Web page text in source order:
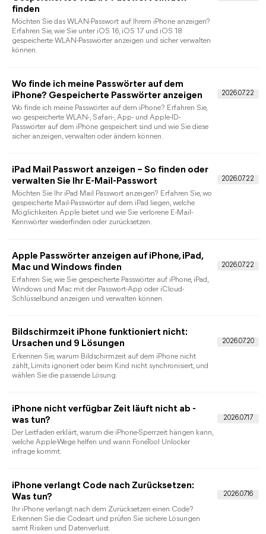
iPhone entsperren ohne Code: Welche Wege
funktionieren?
Der Ratgeber erklärt legitime Wege bei vergessenem iPhone-
Code und zeigt, wann Entsperren ohne Löschen möglich ist
iPhone zurücksetzen ohne Apple ID: Was ist
möglich?
Der Ratgeber zeigt, wann sich ein iPhone ohne Apple-ID-
iPhone-Code vergessen ohne PC: Das können
Sie tun
wann alle lokalen Daten gelöscht werden.
Face ID im Schlaf entsperren: Geht das
Aufmerksamkeit. Der Ratgeber erklärt Risiken, Einstellungen
und Wege bei vergessenem iPhone-Code.
iPhone
Wenn „Wo ist?“ einen alten Standort zeigt, helfen gezielte
Prüfungen von Netzwerk, Ortungsdiensten, Freigaben, Apple
Account und Gerätestatus.
Apple-ID abmelden nicht möglich: Ursachen
und 8 Lösungen
Erkennen Sie, warum die Apple-ID-Abmeldung blockiert ist,
und lösen Sie Bildschirmzeit-, Passwort-, Sicherheits- oder